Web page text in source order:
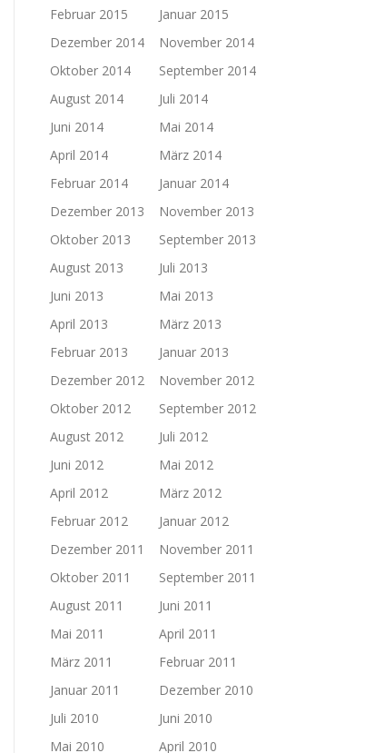
Februar 2015
Januar 2015
Dezember 2014
November 2014
Oktober 2014
September 2014
August 2014
Juli 2014
Juni 2014
Mai 2014
April 2014
März 2014
Februar 2014
Januar 2014
Dezember 2013
November 2013
Oktober 2013
September 2013
August 2013
Juli 2013
Juni 2013
Mai 2013
April 2013
März 2013
Februar 2013
Januar 2013
Dezember 2012
November 2012
Oktober 2012
September 2012
August 2012
Juli 2012
Juni 2012
Mai 2012
April 2012
März 2012
Februar 2012
Januar 2012
Dezember 2011
November 2011
Oktober 2011
September 2011
August 2011
Juni 2011
Mai 2011
April 2011
März 2011
Februar 2011
Januar 2011
Dezember 2010
Juli 2010
Juni 2010
Mai 2010
April 2010